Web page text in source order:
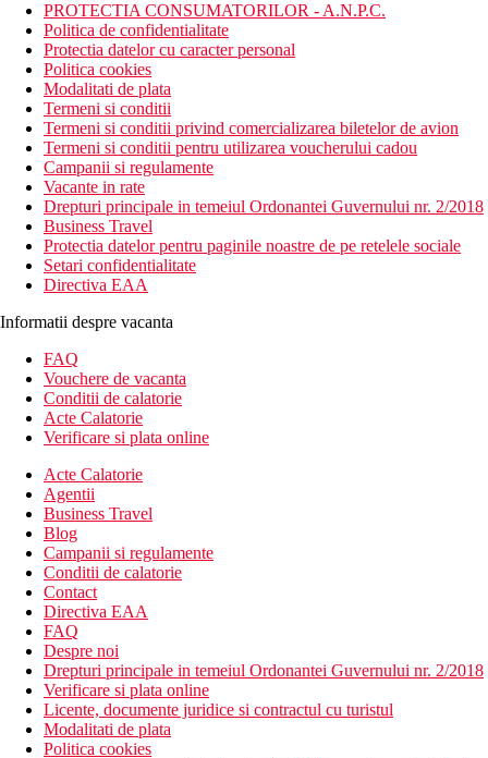
PROTECTIA CONSUMATORILOR - A.N.P.C.
Politica de confidentialitate
Protectia datelor cu caracter personal
Politica cookies
Modalitati de plata
Termeni si conditii
Termeni si conditii privind comercializarea biletelor de avion
Termeni si conditii pentru utilizarea voucherului cadou
Campanii si regulamente
Vacante in rate
Drepturi principale in temeiul Ordonantei Guvernului nr. 2/2018
Business Travel
Protectia datelor pentru paginile noastre de pe retelele sociale
Setari confidentialitate
Directiva EAA
Informatii despre vacanta
FAQ
Vouchere de vacanta
Conditii de calatorie
Acte Calatorie
Verificare si plata online
Acte Calatorie
Agentii
Business Travel
Blog
Campanii si regulamente
Conditii de calatorie
Contact
Directiva EAA
FAQ
Despre noi
Drepturi principale in temeiul Ordonantei Guvernului nr. 2/2018
Verificare si plata online
Licente, documente juridice si contractul cu turistul
Modalitati de plata
Politica cookies